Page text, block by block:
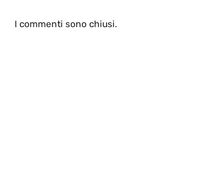
I commenti sono chiusi.